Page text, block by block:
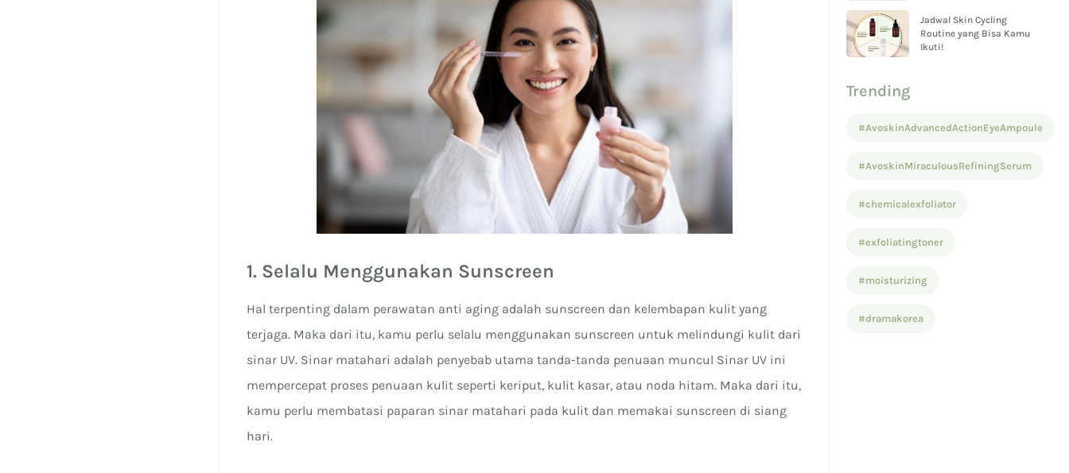
1. Selalu Menggunakan Sunscreen
Hal terpenting dalam perawatan anti aging adalah sunscreen dan kelembapan kulit yang
terjaga. Maka dari itu, kamu perlu selalu menggunakan sunscreen untuk melindungi kulit dari
sinar UV. Sinar matahari adalah penyebab utama tanda-tanda penuaan muncul Sinar UV ini
mempercepat proses penuaan kulit seperti keriput, kulit kasar, atau noda hitam. Maka dari itu,
kamu perlu membatasi paparan sinar matahari pada kulit dan memakai sunscreen di siang
hari.
Jadwal Skin Cycling
Routine yang Bisa Kamu
Ikuti!
Trending
#AvoskinAdvancedActionEyeAmpoule
#AvoskinMiraculousRefiningSerum
#chemicalexfoliator
#exfoliatingtoner
#moisturizing
#dramakorea